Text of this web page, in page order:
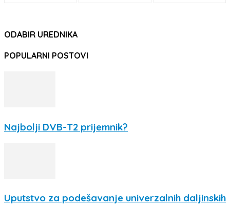
ODABIR UREDNIKA
POPULARNI POSTOVI
Najbolji DVB-T2 prijemnik?
Uputstvo za podešavanje univerzalnih daljinskih